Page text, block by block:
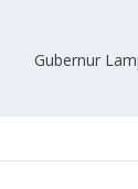
Gubernur